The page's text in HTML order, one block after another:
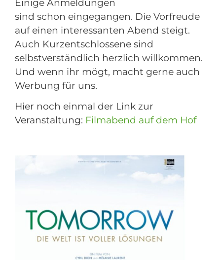
Einige Anmeldungen
sind schon eingegangen. Die Vorfreude
auf einen interessanten Abend steigt.
Auch Kurzentschlossene sind
selbstverständlich herzlich willkommen.
Und wenn ihr mögt, macht gerne auch
Werbung für uns.
Hier noch einmal der Link zur
Veranstaltung: Filmabend auf dem Hof